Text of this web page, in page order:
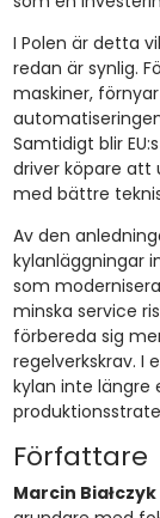
I Polen är detta
redan är synlig.
maskiner,
Samtidigt blir
driver köpare att
med bättre
Av den
kylanläggningar
som
minska service
förbereda sig
regelverkskrav. I
kylan inte längre
Författare
Marcin Białczyk